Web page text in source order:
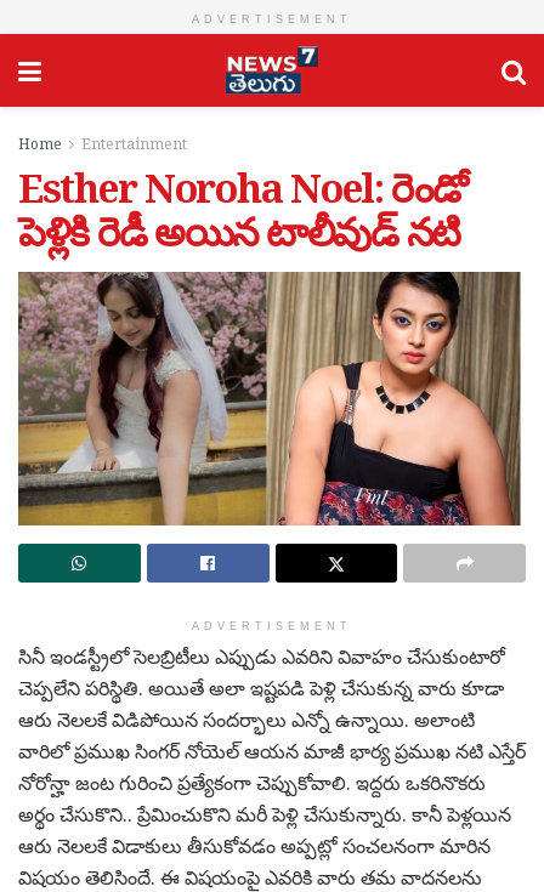
ADVERTISEMENT
Home Entertainment
Esther Noroha Noel: రెండో
పెళ్లికి రెడీ అయిన టాలీవుడ్ నటి
ADVERTISEMENT
సినీ ఇండస్ట్రీలో సెలబ్రిటీలు ఎప్పుడు ఎవరిని వివాహం చేసుకుంటారో
చెప్పలేని పరిస్థితి. అయితే అలా ఇష్టపడి పెళ్లి చేసుకున్న వారు కూడా
ఆరు నెలలకే విడిపోయిన సందర్భాలు ఎన్నో ఉన్నాయి. అలాంటి
వారిలో ప్రముఖ సింగర్ నోయెల్ ఆయన మాజీ భార్య ప్రముఖ నటి ఎస్తేర్
నోరోన్హా జంట గురించి ప్రత్యేకంగా చెప్పుకోవాలి. ఇద్దరు ఒకరినొకరు
అర్థం చేసుకొని.. ప్రేమించుకొని మరీ పెళ్లి చేసుకున్నారు. కానీ పెళ్లయిన
ఆరు నెలలకే విడాకులు తీసుకోవడం అప్పట్లో సంచలనంగా మారిన
విషయం తెలిసిందే. ఈ విషయంపై ఎవరికి వారు తమ వాదనలను